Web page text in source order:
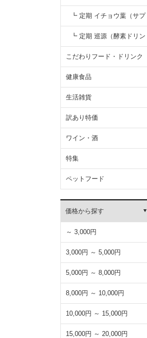
┗ 定期 イチョウ葉（サプ
リ）
┗ 定期 巡源（酵素ドリン
ク）
こだわりフード・ドリンク
健康食品
生活雑貨
訳あり特価
ワイン・酒
特集
ペットフード
価格から探す
～ 3,000円
3,000円 ～ 5,000円
5,000円 ～ 8,000円
8,000円 ～ 10,000円
10,000円 ～ 15,000円
15,000円 ～ 20,000円